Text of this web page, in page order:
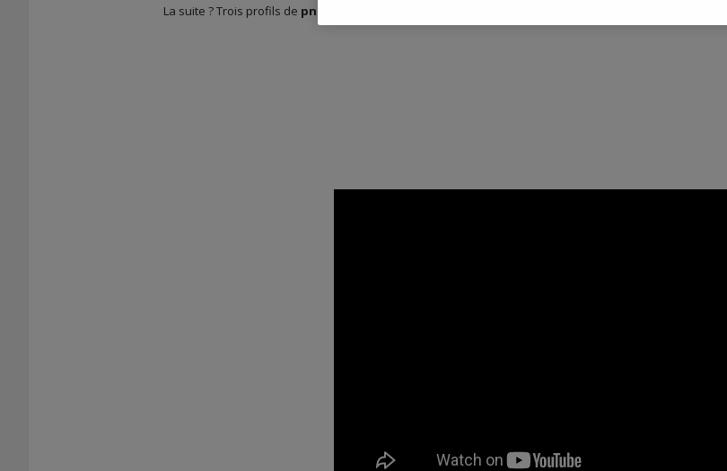
La suite ? Trois profils de pneus taillés pour ceux qui veulent garder la tête froide sur la route et au